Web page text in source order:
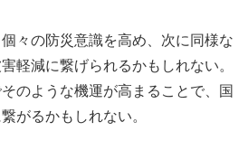
々の防災意識を高め、次に同様な
軽減に繋げられるかもしれない。
のような機運が高まることで、国
がるかもしれない。